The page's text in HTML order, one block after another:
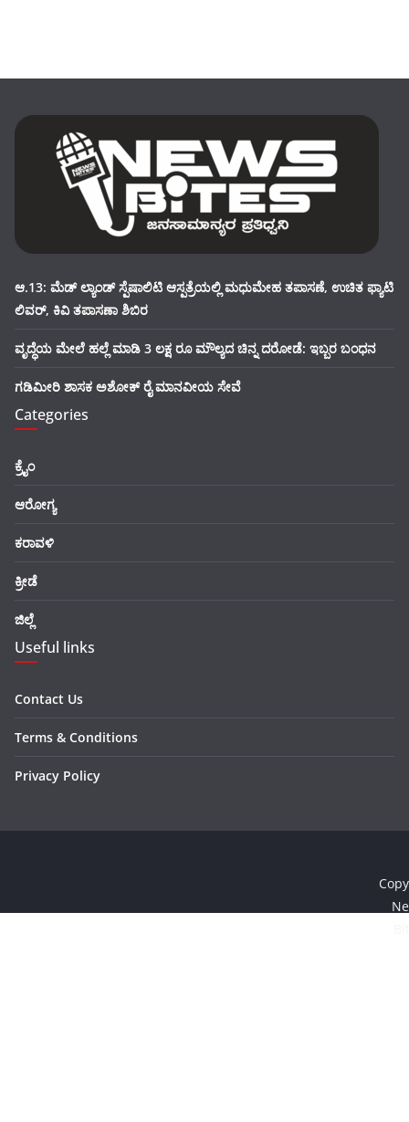
ಆ.13: ಮೆಡ್ ಲ್ಯಾಂಡ್ ಸ್ಪೆಷಾಲಿಟಿ ಆಸ್ಪತ್ರೆಯಲ್ಲಿ ಮಧುಮೇಹ ತಪಾಸಣೆ, ಉಚಿತ ಫ್ಯಾಟಿ
ಲಿವರ್, ಕಿವಿ ತಪಾಸಣಾ ಶಿಬಿರ
ವೃದ್ಧೆಯ ಮೇಲೆ ಹಲ್ಲೆ ಮಾಡಿ 3 ಲಕ್ಷ ರೂ ಮೌಲ್ಯದ ಚಿನ್ನ ದರೋಡೆ: ಇಬ್ಬರ ಬಂಧನ
ಗಡಿಮೀರಿ ಶಾಸಕ ಅಶೋಕ್ ರೈ ಮಾನವೀಯ ಸೇವೆ
Categories
ಕ್ರೈಂ
ಆರೋಗ್ಯ
ಕರಾವಳಿ
ಕ್ರೀಡೆ
ಜಿಲ್ಲೆ
Useful links
Contact Us
Terms & Conditions
Privacy Policy